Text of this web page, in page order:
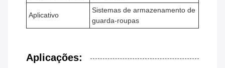
Aplicativo
Sistemas de armazenamento de
guarda-roupas
Aplicações: